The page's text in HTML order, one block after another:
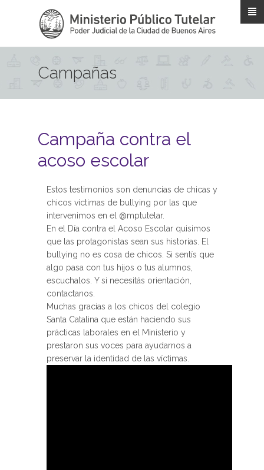
Campañas
Campaña contra el
acoso escolar
Estos testimonios son denuncias de chicas y
chicos víctimas de bullying por las que
intervenimos en el @mptutelar.
En el Día contra el Acoso Escolar quisimos
que las protagonistas sean sus historias. El
bullying no es cosa de chicos. Si sentís que
algo pasa con tus hijos o tus alumnos,
escuchalos. Y si necesitás orientación,
contactanos.
Muchas gracias a los chicos del colegio
Santa Catalina que están haciendo sus
prácticas laborales en el Ministerio y
prestaron sus voces para ayudarnos a
preservar la identidad de las víctimas.